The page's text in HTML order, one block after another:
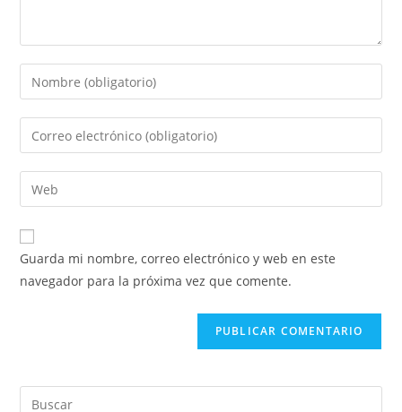
Introduce
tu
nombre
de
usuario
para
comentar
Introduce
tu
dirección
de
electrónico
para
comentar
Introduce
la
URL
de
Guarda mi nombre, correo electrónico y web en este
navegador para la próxima vez que comente.